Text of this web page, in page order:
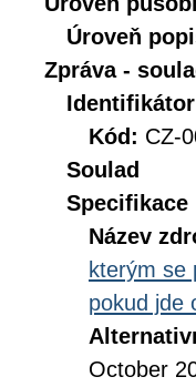
Úroveň
Zpráva -
Kód: CZ-
Soulad
Specifikace
Název
kterým se
pokud jde
October